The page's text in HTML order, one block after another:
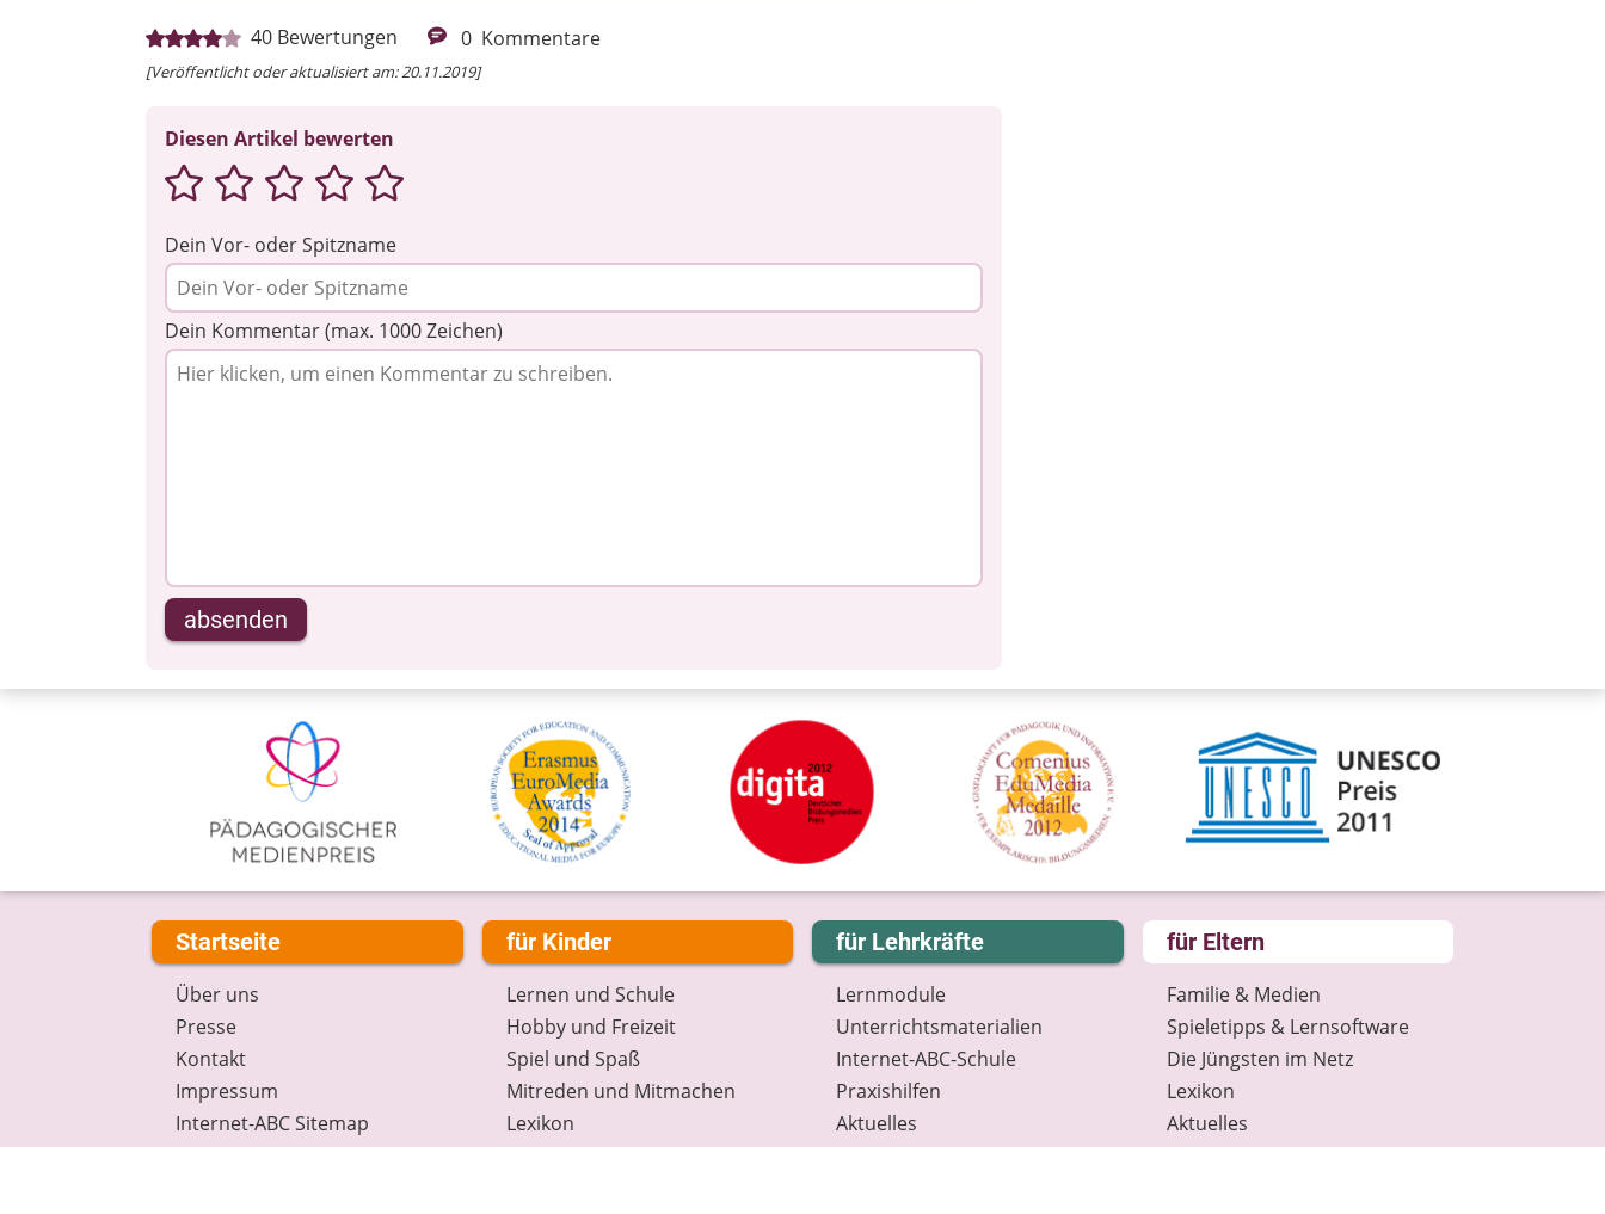
40 Bewertungen 0 Kommentare
[Veröffentlicht oder aktualisiert am: 20.11.2019]
Diesen Artikel bewerten
Dein Vor- oder Spitzname
Dein Kommentar (max. 1000 Zeichen)
absenden
Startseite
Über uns
Presse
Kontakt
Impressum
Internet-ABC Sitemap
Barrierefreiheit
für Kinder
Lernen und Schule
Hobby und Freizeit
Spiel und Spaß
Mitreden und Mitmachen
Lexikon
Datenschutz
für Lehrkräfte
Lernmodule
Unterrichts­materialien
Internet-ABC-Schule
Praxishilfen
Aktuelles
Materialbestellung
für Eltern
Familie & Medien
Spieletipps & Lernsoftware
Die Jüngsten im Netz
Lexikon
Aktuelles
Datenschutz